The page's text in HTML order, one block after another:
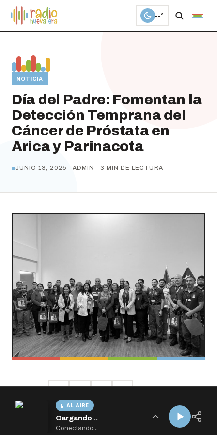
AL AIRE
Cargando...
Conectando...